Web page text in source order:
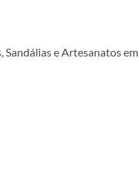
e Artesanatos em